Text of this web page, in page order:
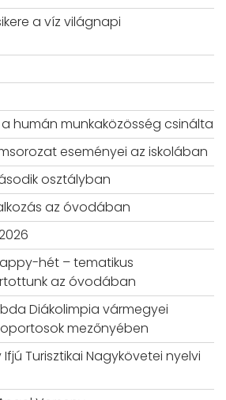
a víz világnapi
humán munkaközösség csinálta
eseményei az iskolában
osztályban
az óvodában
hét – tematikus
az óvodában
Diákolimpia vármegyei
mezőnyében
Turisztikai Nagykövetei nyelvi